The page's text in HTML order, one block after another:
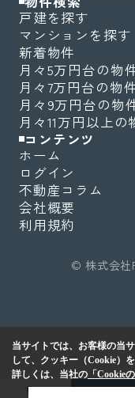
戸建を探す
マンションを探す
新着物件
月々5万円台の物
月々7万円台の物
月々9万円台の物
月々11万円以上の
コンテンツ
ホーム
ログイン
不動産コラム
会社概要
利用規約
© 株式会社
当サイトでは、お客様の当
して、クッキー（Cookie）
詳しくは、当社の 「Cookie